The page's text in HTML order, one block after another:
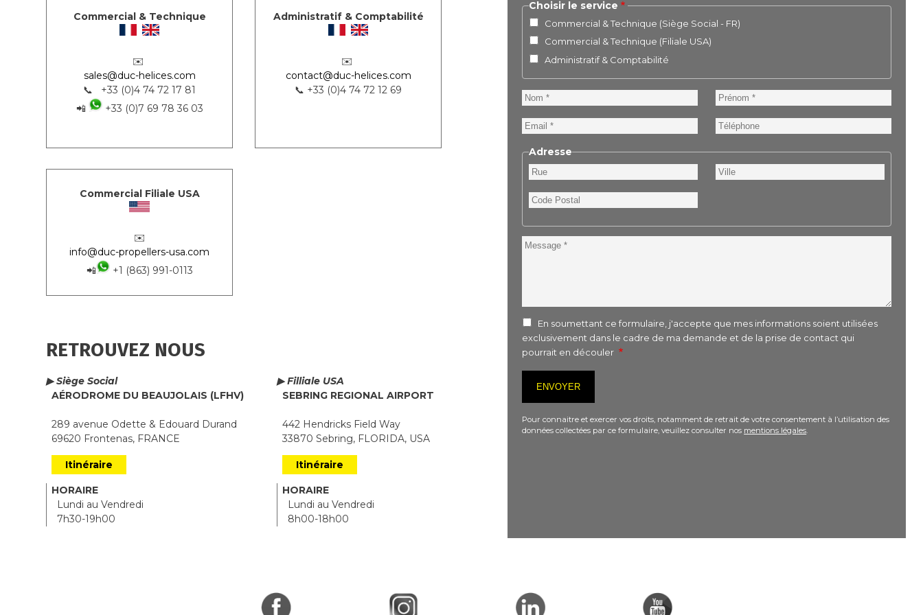
Commercial & Technique
✉️
sales@duc-helices.com
📞 +33 (0)4 74 72 17 81
📲
+33 (0)7 69 78 36 03
Administratif & Comptabilité
✉️
contact@duc-helices.com
📞 +33 (0)4 74 72 12 69
Commercial Filiale USA
✉️
info@duc-propellers-usa.com
📲
+1 (863) 991-0113
RETROUVEZ NOUS
▶ Siège Social
AÉRODROME DU BEAUJOLAIS (LFHV)
289 avenue Odette & Edouard Durand
69620 Frontenas, FRANCE
Itinéraire
HORAIRE
Lundi au Vendredi
7h30-19h00
▶ Filliale USA
SEBRING REGIONAL AIRPORT
442 Hendricks Field Way
33870 Sebring, FLORIDA, USA
Itinéraire
HORAIRE
Lundi au Vendredi
8h00-18h00
Choisir le service
Commercial & Technique (Siège Social - FR)
Commercial & Technique (Filiale USA)
Administratif & Comptabilité
Nom Prénom
Email Téléphone
Adresse
Rue Ville
Code
Postal
Message
En soumettant ce formulaire, j'accepte que mes informations soient utilisées
exclusivement dans le cadre de ma demande et de la prise de contact qui
pourrait en découler
Pour connaitre et exercer vos droits, notamment de retrait de votre consentement à l’utilisation des
données collectées par ce formulaire, veuillez consulter nos mentions légales.